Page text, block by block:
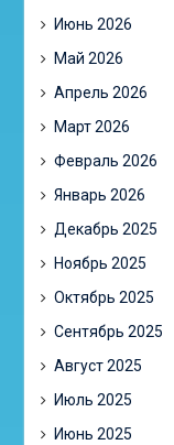
Июнь 2026
Май 2026
Апрель 2026
Март 2026
Февраль 2026
Январь 2026
Декабрь 2025
Ноябрь 2025
Октябрь 2025
Сентябрь 2025
Август 2025
Июль 2025
Июнь 2025